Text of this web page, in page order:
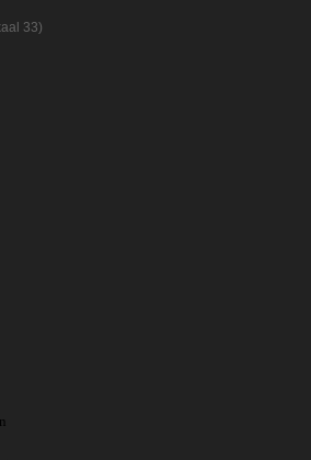
33)